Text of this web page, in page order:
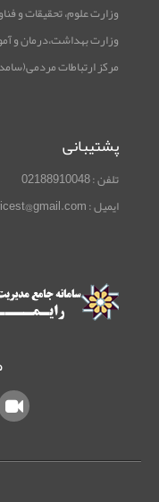
وزارت علوم، تحقیقات و
وزارت بهداشت،درمان و
مرکز ارتباطات مردمی(سامد)
پشتیبانی
تلفن : 02188910048
ایمیل : rimag.ricest@gmail.com